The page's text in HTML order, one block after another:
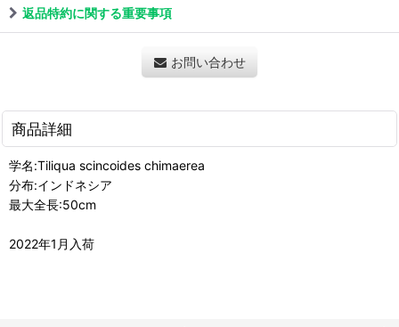
返品特約に関する重要事項
お問い合わせ
商品詳細
学名:Tiliqua scincoides chimaerea
分布:インドネシア
最大全長:50cm
2022年1月入荷